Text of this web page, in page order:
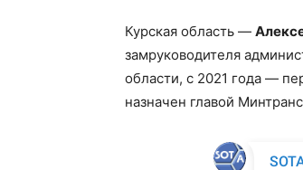
Курская область —
замруководителя
области, с 2021 года —
назначен главой